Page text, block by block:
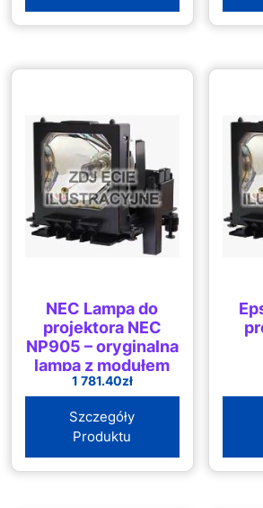
NEC Lampa do
projektora NEC
NP905 – oryginalna
lampa z modułem
(60002094)
1 781.40zł
Szczegóły
Produktu